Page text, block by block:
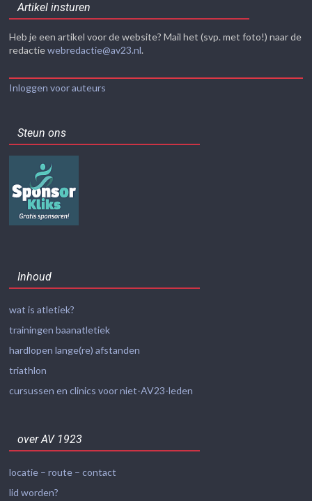
Artikel insturen
Heb je een artikel voor de website? Mail het (svp. met foto!) naar de
redactiewebredactie@av23.nl.
Inloggen voor auteurs
Steun ons
Inhoud
wat is atletiek?
trainingen baanatletiek
hardlopen lange(re) afstanden
triathlon
cursussen en clinics voor niet-AV23-leden
over AV 1923
locatie – route – contact
lid worden?